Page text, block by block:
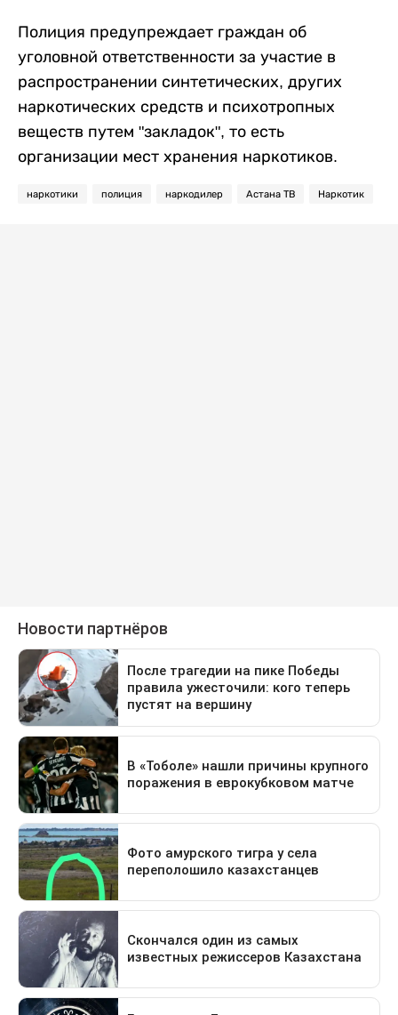
Полиция предупреждает граждан об
уголовной ответственности за участие в
распространении синтетических, других
наркотических средств и психотропных
веществ путем "закладок", то есть
организации мест хранения наркотиков.
наркотики полиция наркодилер Астана ТВ Наркотик